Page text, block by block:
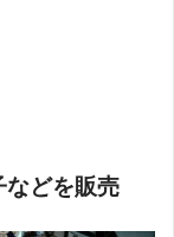
などを販売